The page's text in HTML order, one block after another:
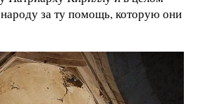
за ту помощь, которую они